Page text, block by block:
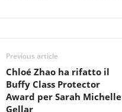
Previous article
Chloé Zhao ha rifatto il
Buffy Class Protector
Award per Sarah Michelle
Gellar